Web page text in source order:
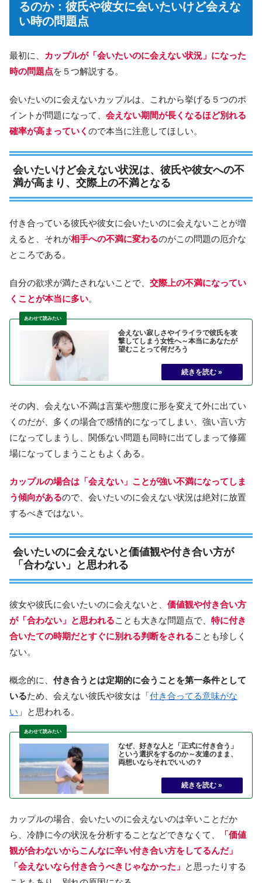
るのか：彼氏や彼女に会いたいけど会えな
い時の問題点
最初に、
カップルが「会いたいのに会えない状況」になった
時の問題点を５つ解説する。
会いたいのに会えないカップルは、これから挙げる５つのポ
イントが問題になって、 会えない期間が長くなるほど別れる
確率が高まっていく ので本当に注意してほしい。
会いたいけど会えない状況は、彼氏や彼女への不
満が高まり、交際上の不満となる
付き合っている彼氏や彼女に会いたいのに会えないことが増
えると、それが相手への不満に変わるのがこの問題の厄介な
ところである。
自分の欲求が満たされないことで、 交際上の不満になってい
くことが本当に多い。
会えない寂しさやイライラで彼氏を攻
撃してしまう女性へ～本当にあなたが
望むことって何だろう
その内、会えない不満は言葉や態度に形を変えて外に出てい
くのだが、多くの場合で感情的になってしまい、強い言い方
になってしまうし、関係ない問題も同時に出てしまって修羅
場になってしまうこともよくある。
カップルの場合は「会えない」ことが強い不満になってしま
う傾向があるので、会いたいのに会えない状況は絶対に放置
するべきではない。
会いたいのに会えないと価値観や付き合い方が
「合わない」と思われる
彼女や彼氏に会いたいのに会えないと、 価値観や付き合い方
が「合わない」と思われることも大きな問題点で、 特に付き
合いたての時期だとすぐに別れる判断をされることも珍しく
ない。
概念的に、 付き合うとは定期的に会うことを第一条件として
いるため、会えない彼氏や彼女は「付き合ってる意味がな
い 」と思われる。
なぜ、好きな人と「正式に付き合う」
という選択をするのか～友達のまま、
両想いならそれでいいの？
カップルの場合、会いたいのに会えないのは辛いことだか
ら、冷静に今の状況を分析することなどできなくて、
「価値
観が合わないからこんなに辛い付き合い方をしてるんだ」
「会えないなら付き合うべきじゃなかった」 と思ったりする